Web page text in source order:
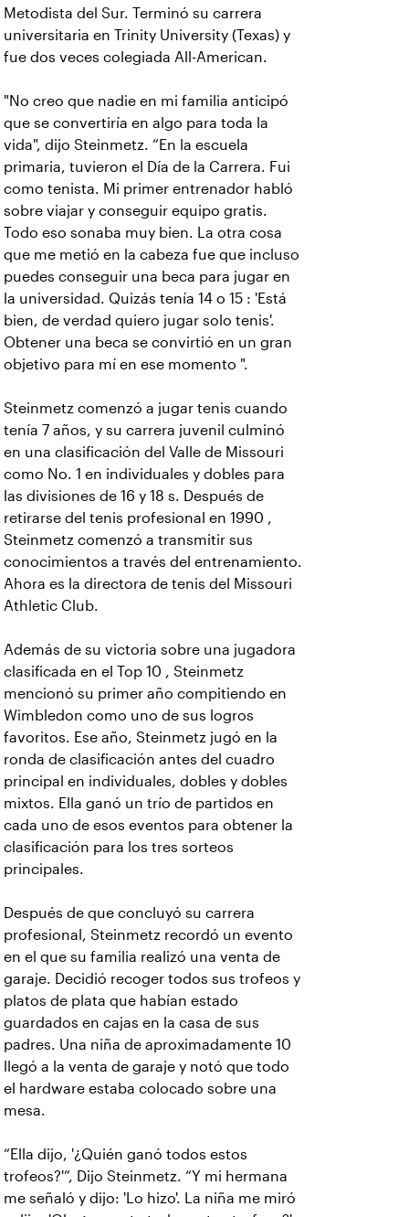
Metodista del Sur. Terminó su carrera
universitaria en Trinity University (Texas) y
fue dos veces colegiada All-American.
"No creo que nadie en mi familia anticipó
que se convertiría en algo para toda la
vida", dijo Steinmetz. “En la escuela
primaria, tuvieron el Día de la Carrera. Fui
como tenista. Mi primer entrenador habló
sobre viajar y conseguir equipo gratis.
Todo eso sonaba muy bien. La otra cosa
que me metió en la cabeza fue que incluso
puedes conseguir una beca para jugar en
la universidad. Quizás tenía 14 o 15 : 'Está
bien, de verdad quiero jugar solo tenis'.
Obtener una beca se convirtió en un gran
objetivo para mí en ese momento ".
Steinmetz comenzó a jugar tenis cuando
tenía 7 años, y su carrera juvenil culminó
en una clasificación del Valle de Missouri
como No. 1 en individuales y dobles para
las divisiones de 16 y 18 s. Después de
retirarse del tenis profesional en 1990 ,
Steinmetz comenzó a transmitir sus
conocimientos a través del entrenamiento.
Ahora es la directora de tenis del Missouri
Athletic Club.
Además de su victoria sobre una jugadora
clasificada en el Top 10 , Steinmetz
mencionó su primer año compitiendo en
Wimbledon como uno de sus logros
favoritos. Ese año, Steinmetz jugó en la
ronda de clasificación antes del cuadro
principal en individuales, dobles y dobles
mixtos. Ella ganó un trío de partidos en
cada uno de esos eventos para obtener la
clasificación para los tres sorteos
principales.
Después de que concluyó su carrera
profesional, Steinmetz recordó un evento
en el que su familia realizó una venta de
garaje. Decidió recoger todos sus trofeos y
platos de plata que habían estado
guardados en cajas en la casa de sus
padres. Una niña de aproximadamente 10
llegó a la venta de garaje y notó que todo
el hardware estaba colocado sobre una
mesa.
“Ella dijo, '¿Quién ganó todos estos
trofeos?'”, Dijo Steinmetz. “Y mi hermana
me señaló y dijo: 'Lo hizo'. La niña me miró